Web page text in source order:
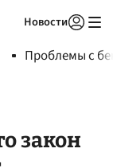
Новости
Проблемы с
закон